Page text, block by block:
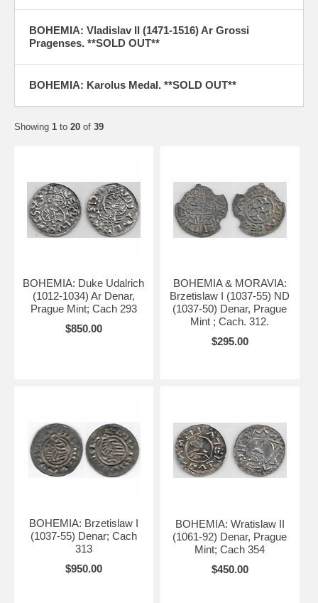
BOHEMIA: Vladislav II (1471-1516) Ar Grossi
Pragenses. **SOLD OUT**
BOHEMIA: Karolus Medal. **SOLD OUT**
Showing 1 to 20 of 39
BOHEMIA: Duke Udalrich
(1012-1034) Ar Denar,
Prague Mint; Cach 293
$850.00
BOHEMIA & MORAVIA:
Brzetislaw I (1037-55) ND
(1037-50) Denar, Prague
Mint ; Cach. 312.
$295.00
BOHEMIA: Brzetislaw I
(1037-55) Denar; Cach
313
$950.00
BOHEMIA: Wratislaw II
(1061-92) Denar, Prague
Mint; Cach 354
$450.00